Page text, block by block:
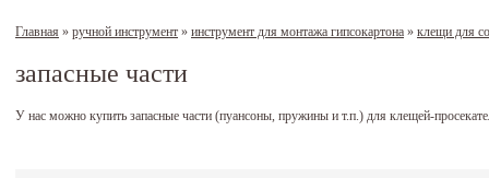
Главная » ручной инструмент » инструмент для монтажа гипсокартона » клещи для
запасные части
У нас можно купить запасные части (пуансоны, пружины и т.п.) для клещей-